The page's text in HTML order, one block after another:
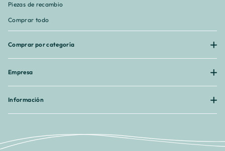
Piezas de recambio
Comprar todo
Comprar por categoría
Empresa
Información